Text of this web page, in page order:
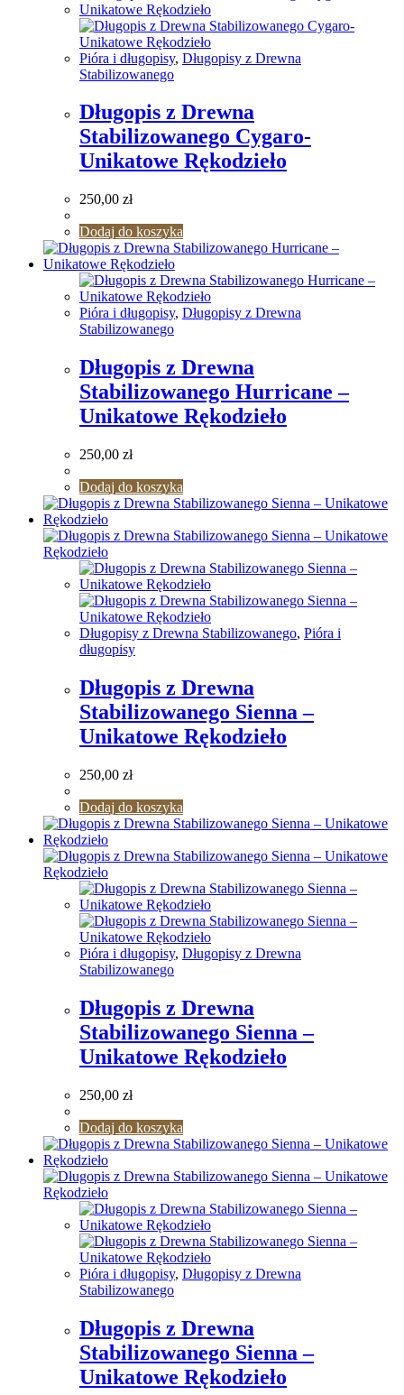
Pióra i długopisy, Długopisy z Drewna
Stabilizowanego
Długopis z Drewna
Stabilizowanego Cygaro-
Unikatowe Rękodzieło
250,00 zł
Dodaj do koszyka
Pióra i długopisy, Długopisy z Drewna
Stabilizowanego
Długopis z Drewna
Stabilizowanego Hurricane –
Unikatowe Rękodzieło
250,00 zł
Dodaj do koszyka
Długopisy z Drewna Stabilizowanego, Pióra i
długopisy
Długopis z Drewna
Stabilizowanego Sienna –
Unikatowe Rękodzieło
250,00 zł
Dodaj do koszyka
Pióra i długopisy, Długopisy z Drewna
Stabilizowanego
Długopis z Drewna
Stabilizowanego Sienna –
Unikatowe Rękodzieło
250,00 zł
Dodaj do koszyka
Pióra i długopisy, Długopisy z Drewna
Stabilizowanego
Długopis z Drewna
Stabilizowanego Sienna –
Unikatowe Rękodzieło